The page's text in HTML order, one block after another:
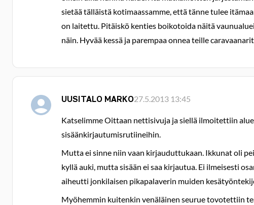
sietää tälläistä kotimaassamme, että tänne tulee
on laitettu. Pitäiskö kenties boikotoida näitä
näin. Hyvää kessä ja parempaa onnea teille
UUSITALO MARKO27.5.2013 13:45
Katselimme Oittaan nettisivuja ja siellä ilmoitettiin
sisäänkirjautumisrutiineihin.
Mutta ei sinne niin vaan kirjauduttukaan. Ikkunat oli
kyllä auki, mutta sisään ei saa kirjautua. Ei ilmeisesti
aiheutti jonkilaisen pikapalaverin muiden
Myöhemmin kuitenkin venäläinen seurue tovotettiin